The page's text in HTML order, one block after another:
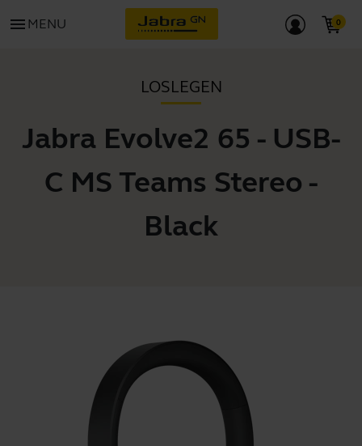
menu MENU
LOSLEGEN
Jabra Evolve2 65 - USB-
C MS Teams Stereo -
Black